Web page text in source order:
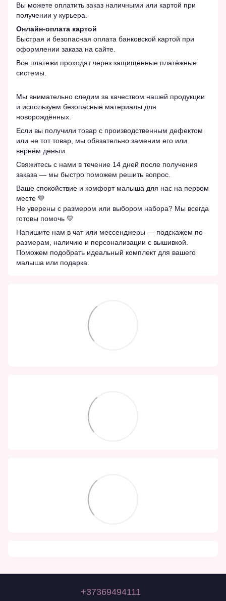
Вы можете оплатить заказ наличными или картой при
получении у курьера.
Онлайн-оплата картой
Быстрая и безопасная оплата банковской картой при
оформлении заказа на сайте.
Все платежи проходят через защищённые платёжные
системы.
Мы внимательно следим за качеством нашей продукции
и используем безопасные материалы для
новорождённых.
Если вы получили товар с производственным дефектом
или не тот товар, мы обязательно заменим его или
вернём деньги.
Свяжитесь с нами в течение 14 дней после получения
заказа — мы быстро поможем решить вопрос.
Ваше спокойствие и комфорт малыша для нас на первом
месте 💛
Не уверены с размером или выбором набора? Мы всегда
готовы помочь 💛
Напишите нам в чат или мессенджеры — подскажем по
размерам, наличию и персонализации с вышивкой.
Поможем подобрать идеальный комплект для вашего
малыша или подарка.
+37369494111